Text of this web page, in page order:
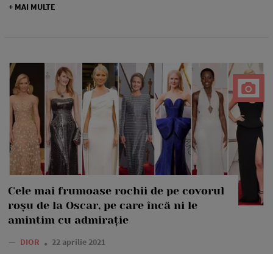
+ MAI MULTE
Cele mai frumoase rochii de pe covorul
roșu de la Oscar, pe care încă ni le
amintim cu admirație
— DIOR 22 aprilie 2021